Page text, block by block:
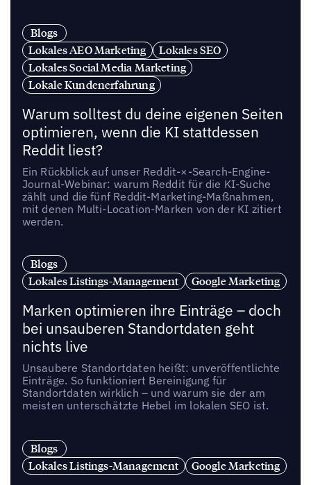
Blogs
Lokales AEO Marketing
Lokales SEO
Lokales Social Media Marketing
Lokale Kundenerfahrung
Warum solltest du deine eigenen Seiten
optimieren, wenn die KI stattdessen
Reddit liest?
Ein Rückblick auf unser Reddit-×-Search-Engine-
Journal-Webinar: warum Reddit für die KI-Suche
zählt und die fünf Reddit-Marketing-Maßnahmen,
mit denen Multi-Location-Marken von der KI zitiert
werden.
Blogs
Lokales Listings-Management
Google Marketing
Marken optimieren ihre Einträge – doch
bei unsauberen Standortdaten geht
nichts live
Unsaubere Standortdaten heißt: unveröffentlichte
Einträge. So funktioniert Bereinigung für
Standortdaten wirklich – und warum sie der am
meisten unterschätzte Hebel im lokalen SEO ist.
Blogs
Lokales Listings-Management
Google Marketing